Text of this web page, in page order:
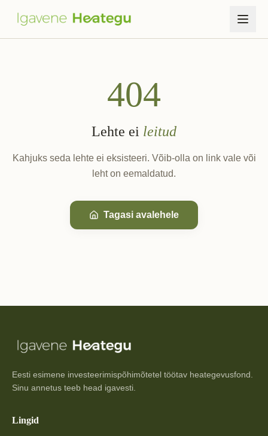
404
Lehte ei leitud
Kahjuks seda lehte ei eksisteeri. Võib-olla on link vale või
leht on eemaldatud.
Tagasi avalehele
Eesti esimene investeerimispõhimõtetel töötav heategevusfond.
Sinu annetus teeb head igavesti.
Lingid